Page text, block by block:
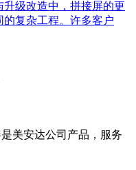
级改造中，拼接屏的更
复杂工程。许多客户
是美安达公司产品，服务